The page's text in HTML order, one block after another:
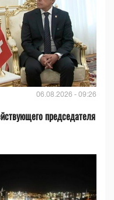
06.08.2026 - 09:26
председателя